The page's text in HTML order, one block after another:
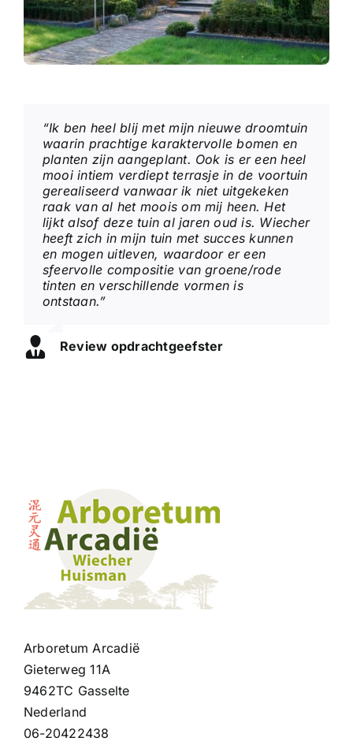
“Ik ben heel blij met mijn nieuwe droomtuin
waarin prachtige karaktervolle bomen en
planten zijn aangeplant. Ook is er een heel
mooi intiem verdiept terrasje in de voortuin
gerealiseerd vanwaar ik niet uitgekeken
raak van al het moois om mij heen. Het
lijkt alsof deze tuin al jaren oud is. Wiecher
heeft zich in mijn tuin met succes kunnen
en mogen uitleven, waardoor er een
sfeervolle compositie van groene/rode
tinten en verschillende vormen is
ontstaan.”
Review opdrachtgeefster
Arboretum Arcadië
Gieterweg 11A
9462TC Gasselte
Nederland
06-20422438